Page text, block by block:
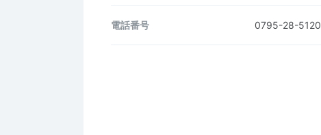
電話番号 0795-28-5120